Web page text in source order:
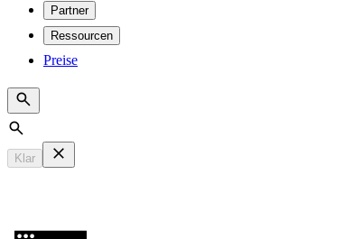
Partner
Ressourcen
Preise
Search
Klar